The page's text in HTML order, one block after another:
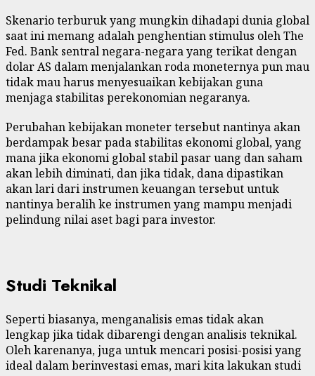
Skenario terburuk yang mungkin dihadapi dunia global
saat ini memang adalah penghentian stimulus oleh The
Fed. Bank sentral negara-negara yang terikat dengan
dolar AS dalam menjalankan roda moneternya pun mau
tidak mau harus menyesuaikan kebijakan guna
menjaga stabilitas perekonomian negaranya.
Perubahan kebijakan moneter tersebut nantinya akan
berdampak besar pada stabilitas ekonomi global, yang
mana jika ekonomi global stabil pasar uang dan saham
akan lebih diminati, dan jika tidak, dana dipastikan
akan lari dari instrumen keuangan tersebut untuk
nantinya beralih ke instrumen yang mampu menjadi
pelindung nilai aset bagi para investor.
Studi Teknikal
Seperti biasanya, menganalisis emas tidak akan
lengkap jika tidak dibarengi dengan analisis teknikal.
Oleh karenanya, juga untuk mencari posisi-posisi yang
ideal dalam berinvestasi emas, mari kita lakukan studi